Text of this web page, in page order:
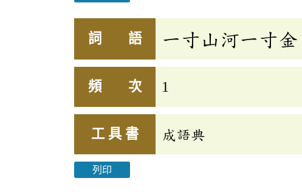
詞 語 一寸山河一寸金
頻 次 1
工 具 書 成語典
列印